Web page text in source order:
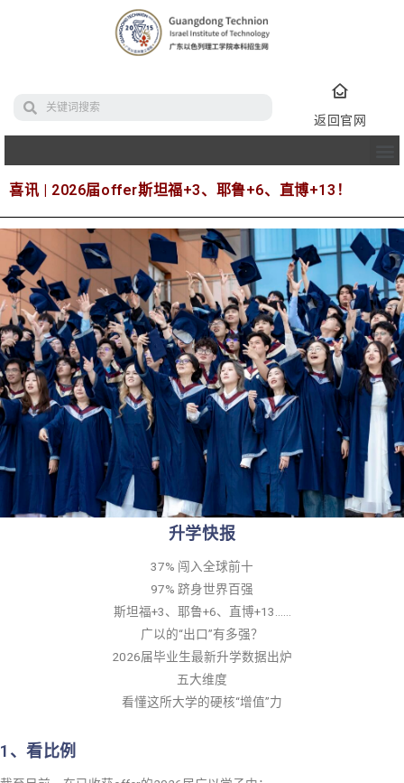
返回官网
喜讯 | 2026届offer斯坦福+3、耶鲁+6、直博+13！
升学快报
37% 闯入全球前十
97% 跻身世界百强
斯坦福+3、耶鲁+6、直博+13……
广以的“出口”有多强？
2026届毕业生最新升学数据出炉
五大维度
看懂这所大学的硬核“增值”力
1、看比例